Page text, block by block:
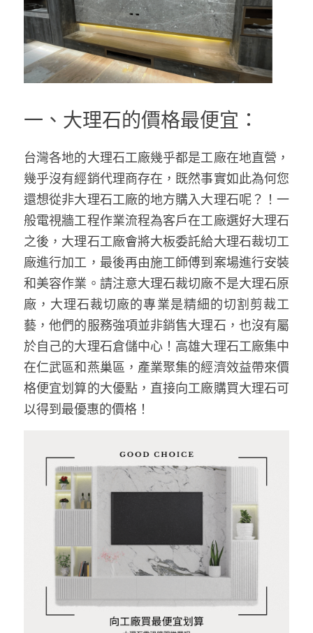
一、大理石的價格最便宜：
台灣各地的大理石工廠幾乎都是工廠在地直營，
幾乎沒有經銷代理商存在，既然事實如此為何您
還想從非大理石工廠的地方購入大理石呢？！一
般電視牆工程作業流程為客戶在工廠選好大理石
之後，大理石工廠會將大板委託給大理石裁切工
廠進行加工，最後再由施工師傅到案場進行安裝
和美容作業。請注意大理石裁切廠不是大理石原
廠，大理石裁切廠的專業是精細的切割剪裁工
藝，他們的服務強項並非銷售大理石，也沒有屬
於自己的大理石倉儲中心！高雄大理石工廠集中
在仁武區和燕巢區，產業聚集的經濟效益帶來價
格便宜划算的大優點，直接向工廠購買大理石可
以得到最優惠的價格！